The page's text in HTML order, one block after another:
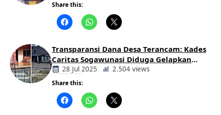
Share this:
Transparansi Dana Desa Terancam: Kades
Caritas Sogawunasi Diduga Gelapkan
Bantuan untuk Warga
28 Jul 2025 2.504 views
Share this: